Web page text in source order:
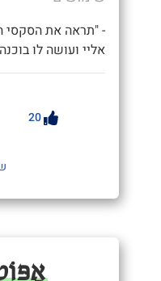
- "תראה את הסקסי
אליי ועושה לו
20